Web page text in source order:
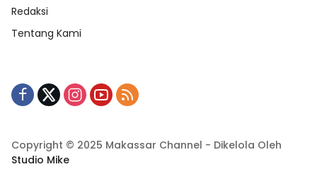
Redaksi
Tentang Kami
Copyright © 2025 Makassar Channel - Dikelola Oleh
Studio Mike